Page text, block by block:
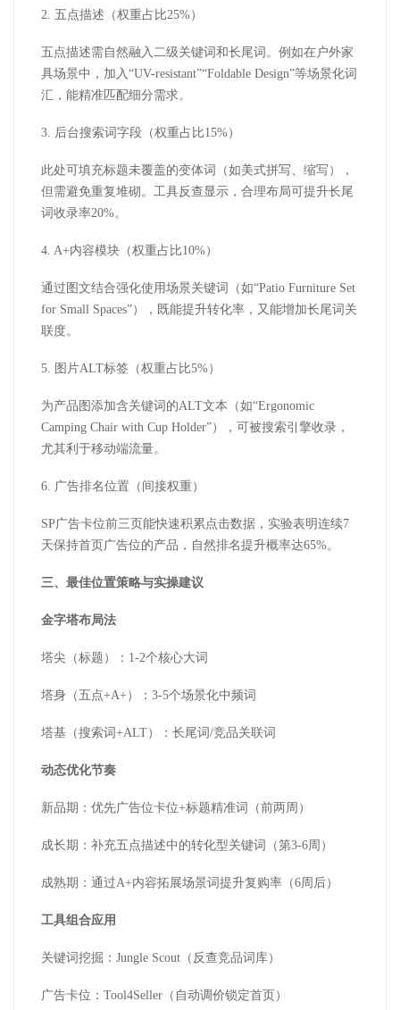
2. 五点描述（权重占比25%）
五点描述需自然融入二级关键词和长尾词。例如在户外家
具场景中，加入“UV-resistant”“Foldable Design”等场景化词
汇，能精准匹配细分需求。
3. 后台搜索词字段（权重占比15%）
此处可填充标题未覆盖的变体词（如美式拼写、缩写），
但需避免重复堆砌。工具反查显示，合理布局可提升长尾
词收录率20%。
4. A+内容模块（权重占比10%）
通过图文结合强化使用场景关键词（如“Patio Furniture Set
for Small Spaces”），既能提升转化率，又能增加长尾词关
联度。
5. 图片ALT标签（权重占比5%）
为产品图添加含关键词的ALT文本（如“Ergonomic
Camping Chair with Cup Holder”），可被搜索引擎收录，
尤其利于移动端流量。
6. 广告排名位置（间接权重）
SP广告卡位前三页能快速积累点击数据，实验表明连续7
天保持首页广告位的产品，自然排名提升概率达65%。
三、最佳位置策略与实操建议
金字塔布局法
塔尖（标题）： 1-2个核心大词
塔身（五点+A+）： 3-5个场景化中频词
塔基（搜索词 +ALT）：长尾词 /竞品关联词
动态优化节奏
新品期：优先广告位卡位+标题精准词（前两周）
成长期：补充五点描述中的转化型关键词（第3-6周）
成熟期：通过A+内容拓展场景词提升复购率（6周后）
工具组合应用
关键词挖掘： Jungle Scout （反查竞品词库）
广告卡位： Tool4Seller （自动调价锁定首页）